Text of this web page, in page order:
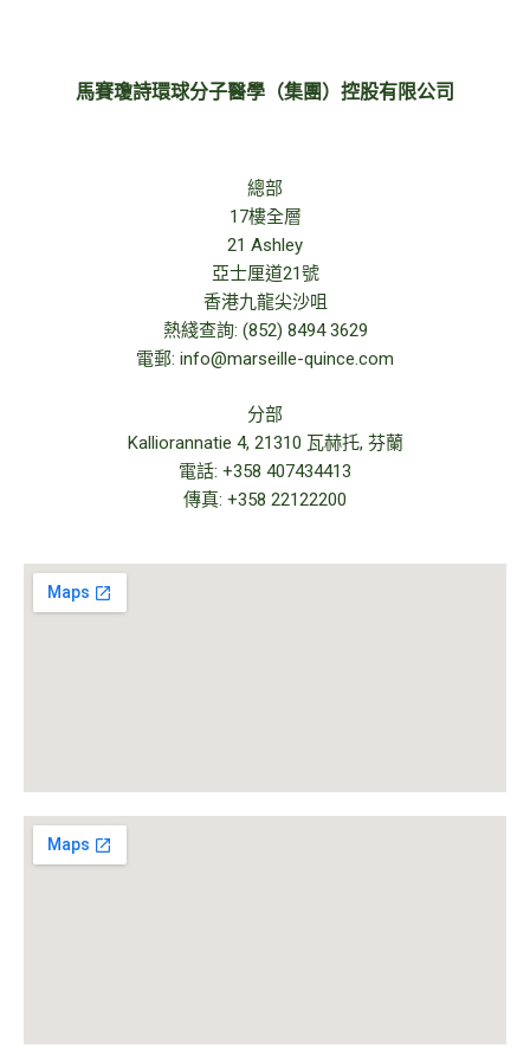
馬賽瓊詩環球分子醫學（集團）控股有限公司
總部
17樓全層
21 Ashley
亞士厘道21號
香港九龍尖沙咀
熱綫查詢: (852) 8494 3629
電郵: info@marseille-quince.com
分部
Kalliorannatie 4, 21310 瓦赫托, 芬蘭
電話: +358 407434413
傳真: +358 22122200